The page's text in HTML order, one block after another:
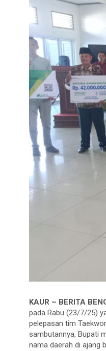
KAUR – BERITA
pada Rabu (23/7/25)
pelepasan tim
sambutannya, Bupati
nama daerah di ajang